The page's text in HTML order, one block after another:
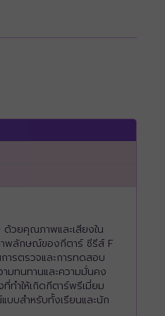
วยคุณภาพและเสียงใน
าพลักษณ์ของกีตาร์ ซีรีส์ F
ารตรวจและการทดสอบ
มทนทานและความมั่นคง
ทำให้เกิดกีตาร์พรีเมี่ยม
บสำหรับทั้งเรียนและนัก